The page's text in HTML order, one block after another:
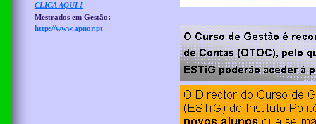
CLICA AQUI !
Mestrados em Gestão:
http://www.apnor.pt